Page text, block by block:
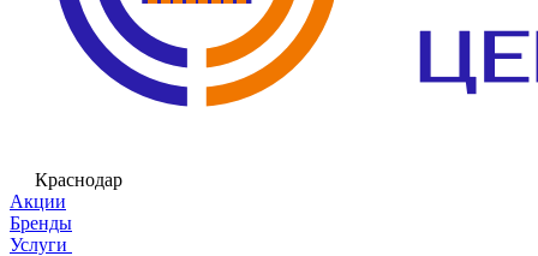
Краснодар
Акции
Бренды
Услуги